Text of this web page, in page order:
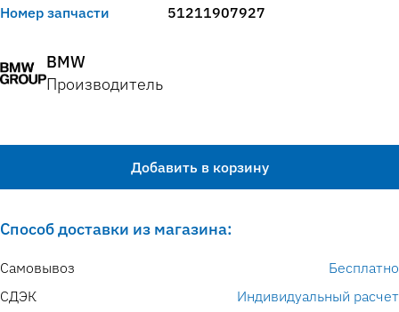
Номер запчасти
51211907927
BMW
Производитель
Добавить в корзину
Способ доставки из магазина:
Самовывоз
Бесплатно
СДЭК
Индивидуальный расчет